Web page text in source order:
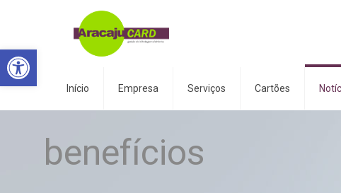
Abrir a barra de ferramentas
Início Empresa Serviços Cartões
benefícios